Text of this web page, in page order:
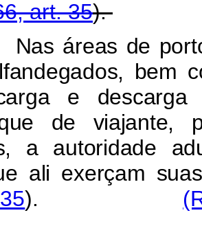
art. 35).
Nas áreas de
bem
e
de
a autoridade
ali exerçam
).